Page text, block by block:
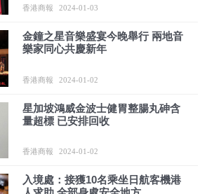
香港商報 2024-01-03
金鐘之星音樂盛宴今晚舉行 兩地音
樂家同心共慶新年
香港商報 2024-01-02
星加坡鴻威金波士健胃整腸丸砷含
量超標 已安排回收
香港商報 2024-01-02
入境處：接獲10名乘坐日航客機港